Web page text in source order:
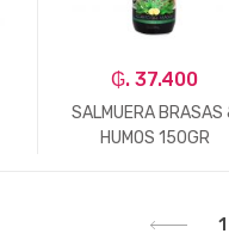
₲. 37.400
SALMUERA BRASAS
HUMOS 150GR
1